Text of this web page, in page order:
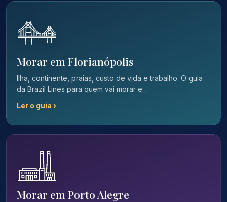
Morar em Florianópolis
Ilha, continente, praias, custo de vida e trabalho. O guia
da Brazil Lines para quem vai morar e…
Ler o guia ›
Morar em Porto Alegre